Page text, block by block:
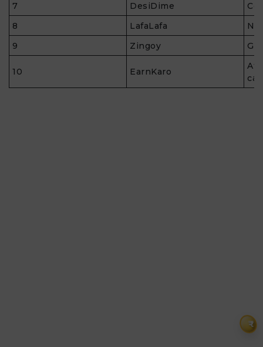
₹
7
DesiDime
8
LafaLafa
9
Zingoy
10 EarnKaro